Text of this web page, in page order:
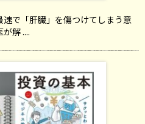
で「肝臓」を傷つけてしまう意
解 ....